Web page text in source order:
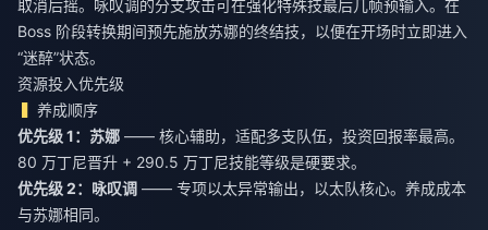
取消后摇。咏叹调的分支攻击可在强化特殊技最后几帧预输入。在
Boss 阶段转换期间预先施放苏娜的终结技，以便在开场时立即进入
“迷醉”状态。
资源投入优先级
养成顺序
优先级 1：苏娜 —— 核心辅助，适配多支队伍，投资回报率最高。
80 万丁尼晋升 + 290.5 万丁尼技能等级是硬要求。
优先级 2：咏叹调 —— 专项以太异常输出，以太队核心。养成成本
与苏娜相同。